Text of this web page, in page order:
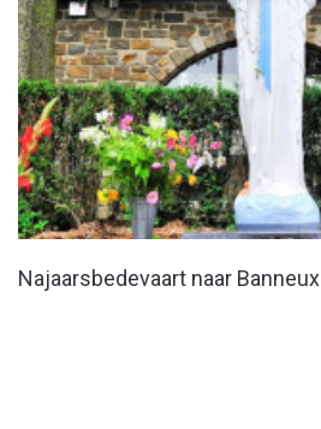
Najaarsbedevaart naar Banneux